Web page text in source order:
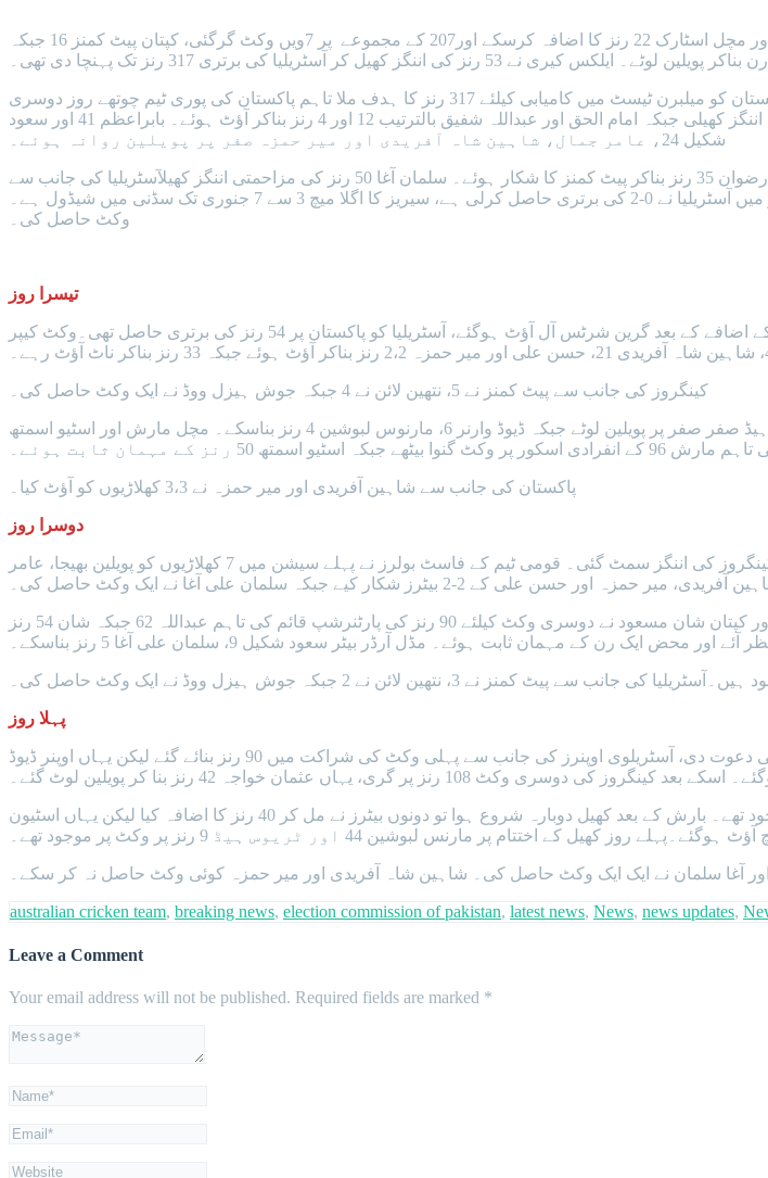
چوتھے روز کینگروز نے 6 وکٹوں کے نقصان پر 187 رنز سے اننگز کا آغاز کیا تاہم ایلکس کیری اور مچل اسٹارک 22 رنز کا اضافہ کرسکے اور207 کے مجموعے پر 7ویں وکٹ گرگئی، کپتان پیٹ کمنز 16 جبکہ
ایلکس کیری نے 53 رنز کی اننگز کھیل کر آسٹریلیا کی برتری 317 رنز تک پہنچا دی تھی۔
دوسری اننگز میں آسٹریلیا کی پوری ٹیم محض 84.1 اوورز میں 262 رنز بناکر آل آؤٹ ہوئی۔پاکستان کو میلبرن ٹیسٹ میں کامیابی کیلئے 317 رنز کا ہدف ملا تاہم پاکستان کی پوری ٹیم چوتھے روز دوسری
اننگز میں 9 وکٹوں کے نقصان پر 237 رنز بناکر آل آؤٹ ہوگئی۔ کپتان شان مسعود نے 60 رنز کی اننگز کھیلی جبکہ امام الحق اور عبداللہ شفیق بالترتیب 12 اور 4 رنز بناکر آؤٹ ہوئے۔ بابراعظم 41 اور سعود
شکیل 24، عامر جمال، شاہین شاہ آفریدی اور میر حمزہ صفر پر پویلین روانہ ہوئے۔
محمد رضوان اور سلمان آغا نے چھٹی وکٹ کی شراکت میں 57 رنز کی پارٹنرشپ قائم کی تاہم رضوان 35 رنز بناکر پیٹ کمنز کا شکار ہوئے۔ سلمان آغا 50 رنز کی مزاحمتی اننگز کھیلآسٹریلیا کی جانب سے
پیٹ کمنز نے 5 جبکہ مچل اسٹارک 4 اور جوش ہیزل ووڈ نے ایکتین ٹیسٹ میچوں پر مشتمل سیریز میں آسٹریلیا نے 0-2 کی برتری حاصل کرلی ہے، سیریز کا اگلا میچ 3 سے 7 جنوری تک سڈنی میں شیڈول ہے۔
وکٹ حاصل کی۔
تیسرا روز
پاکستان نے پہلی اننگز میں 6 وکٹوں کے نقصان پر 194 رنز سے اننگز کا آغاز کیا تاہم محض 68 رنز کے اضافے کے بعد گرین شرٹس آل آؤٹ ہوگئے، آسٹریلیا کو پاکستان پر 54 رنز کی برتری حاصل تھی۔وکٹ کیپر
کینگروز کی جانب سے پیٹ کمنز نے 5، نتھین لائن نے 4 جبکہ جوش ہیزل ووڈ نے ایک وکٹ حاصل کی۔
آسٹریلیا کی میلبرن ٹیسٹ میں دوسری اننگز کا آغاز اچھا نہ رہا، اوپنر عثمان خواجہ اور ٹریوس ہیڈ صفر صفر پر پویلین لوٹے جبکہ ڈیوڈ وارنر 6، مارنوس لبوشین 4 رنز بناسکے۔ مچل مارش اور اسٹیو اسمتھ
پاکستان کی جانب سے شاہین آفریدی اور میر حمزہ نے 3،3 کھلاڑیوں کو آؤٹ کیا۔
دوسرا روز
آسٹریلیا نے 187 رنز 3 وکٹوں کے نقصان پر اننگز کا آغاز کیا تاہم صرف 131 رنز کے اضافے پر کینگروز کی اننگز سمٹ گئی۔ قومی ٹیم کے فاسٹ بولرز نے پہلے سیشن میں 7 کھلاڑیوں کو پویلین بھیجا، عامر
پاکستان نے اپنی پہلی اننگز کا آغاز کیا تو اوپنر امام الحق 10 رنز بناکر پویلین لوٹے، عبداللہ شفیق اور کپتان شان مسعود نے دوسری وکٹ کیلئے 90 رنز کی پارٹنرشپ قائم کی تاہم عبداللہ 62 جبکہ شان 54 رنز
ایک رن کے مہمان ثابت ہوئے۔ مڈل آرڈر بیٹر سعود شکیل 9، سلمان علی آغا 5 رنز بناسکے۔
پہلا روز
میلبرن کرکٹ گراؤنڈ میں کھیلے جا رہے میچ میں قومی ٹیم نے ٹاس جیت کر آسٹریلیا کو بیٹنگ کی دعوت دی، آسٹریلوی اوپنرز کی جانب سے پہلی وکٹ کی شراکت میں 90 رنز بنائے گئے لیکن یہاں اوپنر ڈیوڈ
بارش سے کھیل متاثر ہونے سے قبل مارنس لبوشین 14 اور اسٹیون اسمتھ 2 رنز بنا کر وکٹ پر موجود تھے۔ بارش کے بعد کھیل دوبارہ شروع ہوا تو دونوں بیٹرز نے مل کر 40 رنز کا اضافہ کیا لیکن یہاں اسٹیون
آغا سلمان نے ایک ایک وکٹ حاصل کی۔ شاہین شاہ آفریدی اور میر حمزہ کوئی وکٹ حاصل نہ کر سکے۔
australian cricken team, breaking news, election commission of pakistan, latest news, News, news updates,
Leave a Comment
Your email address will not be published. Required fields are marked *